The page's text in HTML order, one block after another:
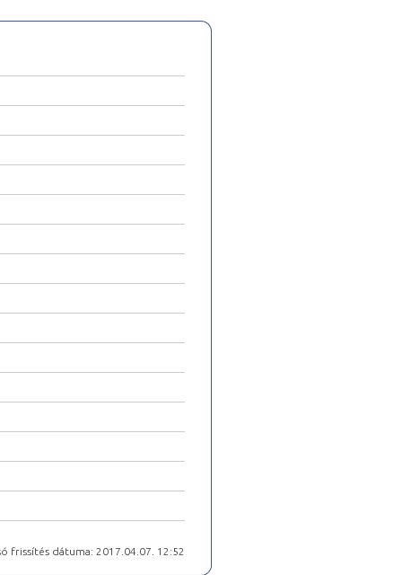
frissítés dátuma: 2017.04.07. 12:52